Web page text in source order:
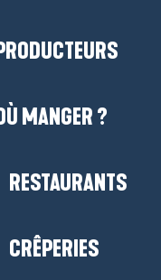
MANGER ?
RESTAURANTS
CRÊPERIES
?